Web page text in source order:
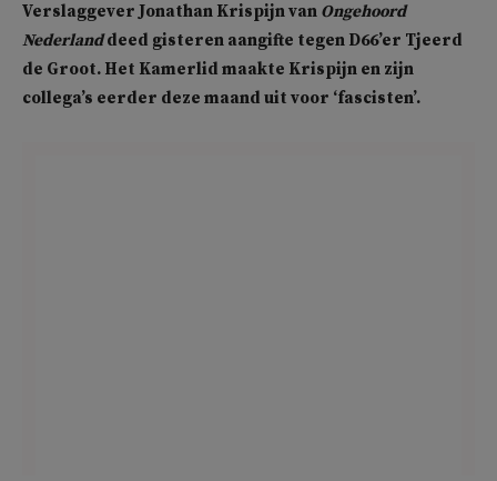
Verslaggever Jonathan Krispijn van Ongehoord
Nederlanddeed gisteren aangifte tegen D66’er Tjeerd
de Groot. Het Kamerlid maakte Krispijn en zijn
collega’s eerder deze maand uit voor ‘fascisten’.